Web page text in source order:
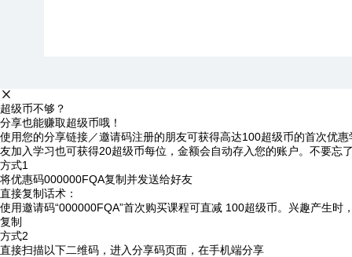
超级币不够？
分享也能赚取超级币哦！
使用您的分享链接／邀请码注册的朋友可获得高达100超级币的首次优
友加入学习也可获得20超级币每位，金额会自动存入您的账户。不要忘
方式1
将优惠码000000FQA复制并发送给好友
直接复制话术：
使用邀请码“000000FQA”首次购买课程可直减 100超级币。兴趣产生时
复制
方式2
直接扫描以下二维码，进入分享码页面，在手机端分享